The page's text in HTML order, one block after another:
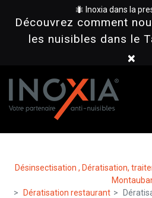
🐜 Inoxia dans la
Découvrez comment
les nuisibles dans le
×
Désinsectisation , Dératisation,
Dératisation restaurant
Panneau de gestion des cookies